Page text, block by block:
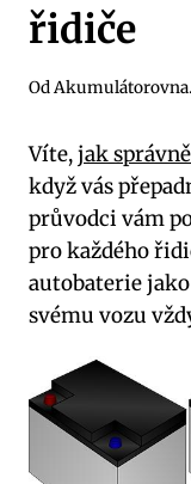
řidiče
Od
Víte,jak
když vás
průvodci ‌vám
⁢pro každého
autobaterie
svému ⁣vozu